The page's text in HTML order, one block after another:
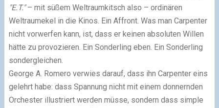
"E.T."– mit süßem Weltraumkitsch also – ordinären
Weltraumekel in die Kinos. Ein Affront. Was man Carpenter
nicht vorwerfen kann, ist, dass er keinen absoluten Willen
hätte zu provozieren. Ein Sonderling eben. Ein Sonderling
sondergleichen.
George A. Romero verwies darauf, dass ihn Carpenter eins
gelehrt habe: dass Spannung nicht mit einem donnernden
Orchester illustriert werden müsse, sondern dass simple